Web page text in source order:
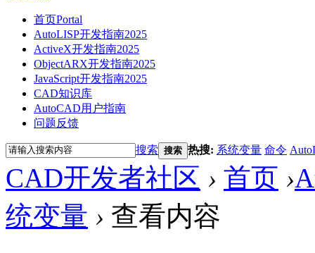
首页Portal
AutoLISP开发指南2025
ActiveX开发指南2025
ObjectARX开发指南2025
JavaScript开发指南2025
CAD知识库
AutoCAD用户指南
问题反馈
搜索 搜索 热搜: 系统变量 命令
CAD开发者社区 › 首页 ›
统变量 › 查看内容